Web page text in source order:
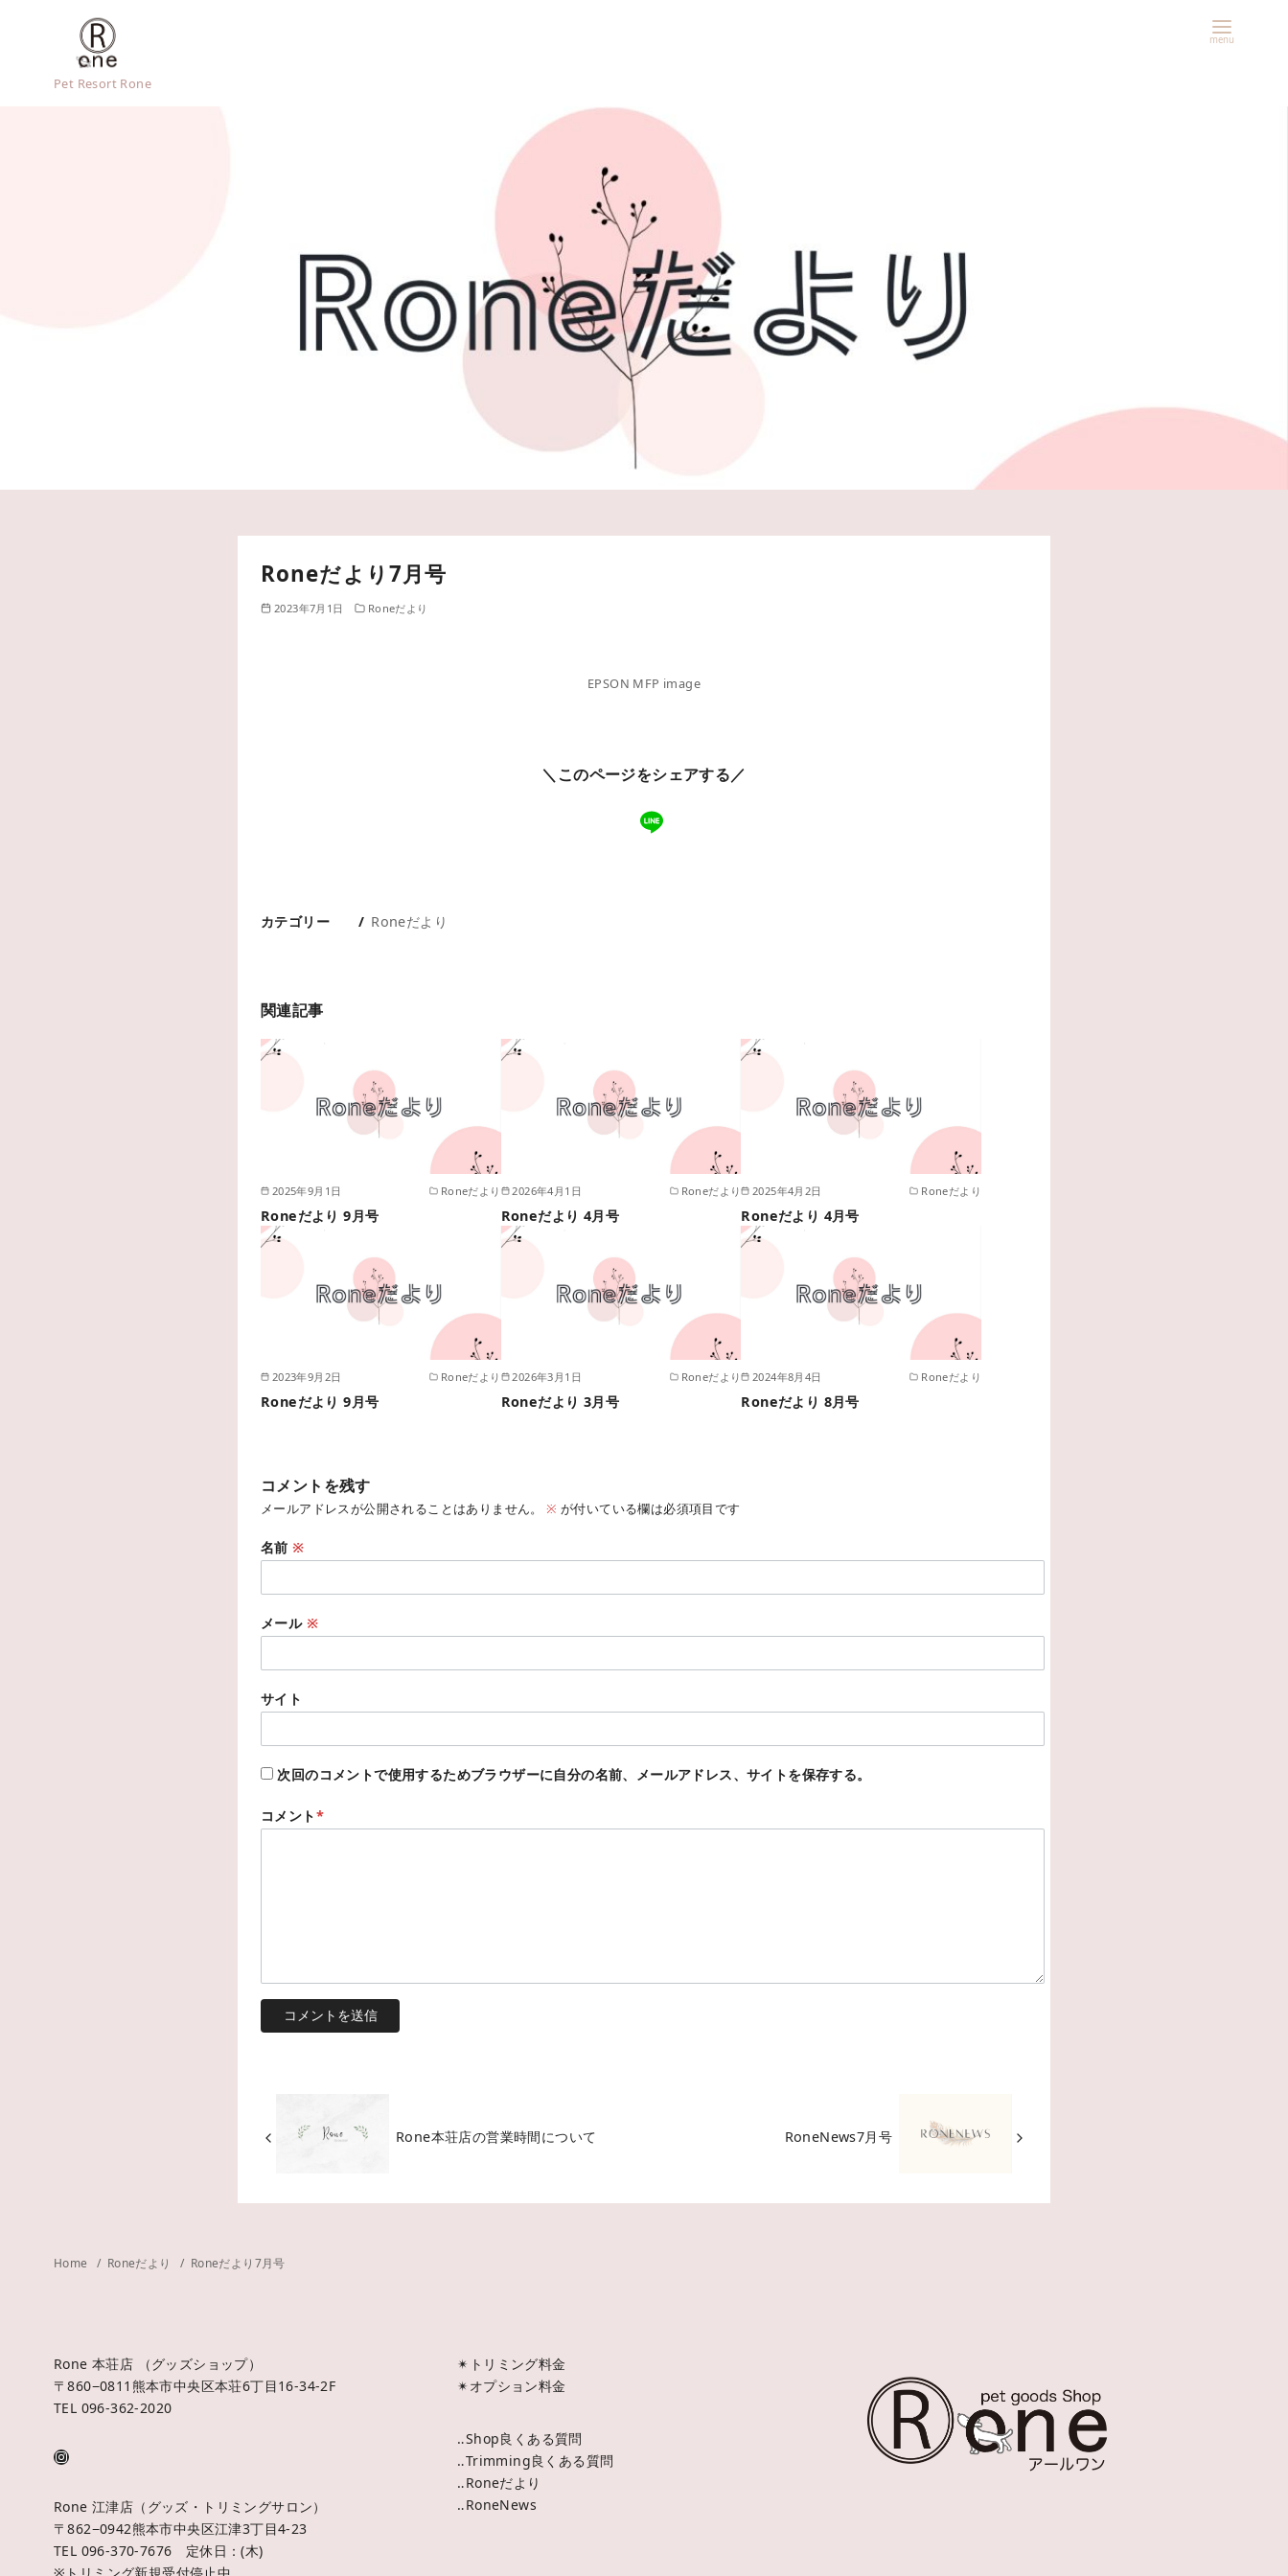
Pet Resort Rone
Roneだより7月号
2023年7月1日 Roneだより
EPSON MFP image
＼このページをシェアする／
カテゴリー Roneだより
関連記事
2025年9月1日 Roneだより
Roneだより 9月号
2026年4月1日 Roneだより
Roneだより 4月号
2025年4月2日 Roneだより
Roneだより 4月号
2023年9月2日 Roneだより
Roneだより 9月号
2026年3月1日 Roneだより
Roneだより 3月号
2024年8月4日 Roneだより
Roneだより 8月号
コメントを残す
メールアドレスが公開されることはありません。 ※ が付いている欄は必須項目です
名前※
メール ※
サイト
次回のコメントで使用するためブラウザーに自分の名前、メールアドレス、サイトを保存する。
コメント*
Rone本荘店の営業時間について RoneNews7月号
Home Roneだより Roneだより7月号
Rone 本荘店 （グッズショップ）
〒860−0811熊本市中央区本荘6丁目16-34-2F
TEL 096-362-2020
Rone 江津店（グッズ・トリミングサロン）
〒862−0942熊本市中央区江津3丁目4-23
TEL 096-370-7676 定休日：(木)
✴︎トリミング料金
✴︎オプション料金
‥Shop良くある質問
‥Trimming良くある質問
‥Roneだより
‥RoneNews